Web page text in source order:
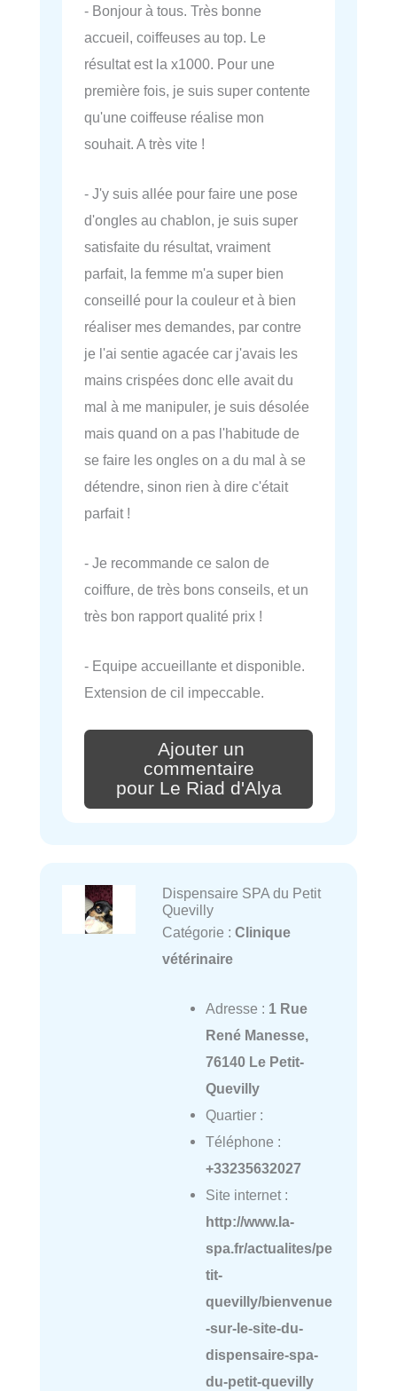
- Bonjour à tous. Très bonne
accueil, coiffeuses au top. Le
résultat est la x1000. Pour une
première fois, je suis super contente
qu'une coiffeuse réalise mon
souhait. A très vite !
- J'y suis allée pour faire une pose
d'ongles au chablon, je suis super
satisfaite du résultat, vraiment
parfait, la femme m'a super bien
conseillé pour la couleur et à bien
réaliser mes demandes, par contre
je l'ai sentie agacée car j'avais les
mains crispées donc elle avait du
mal à me manipuler, je suis désolée
mais quand on a pas l'habitude de
se faire les ongles on a du mal à se
détendre, sinon rien à dire c'était
parfait !
- Je recommande ce salon de
coiffure, de très bons conseils, et un
très bon rapport qualité prix !
- Equipe accueillante et disponible.
Extension de cil impeccable.
Ajouter un
commentaire
pour Le Riad d'Alya
Dispensaire SPA du Petit
Quevilly
Catégorie : Clinique
vétérinaire
Adresse : 1 Rue
René Manesse,
76140 Le Petit-
Quevilly
Quartier :
Téléphone :
+33235632027
Site internet :
http://www.la-
spa.fr/actualites/pe
tit-
quevilly/bienvenue
-sur-le-site-du-
dispensaire-spa-
du-petit-quevilly